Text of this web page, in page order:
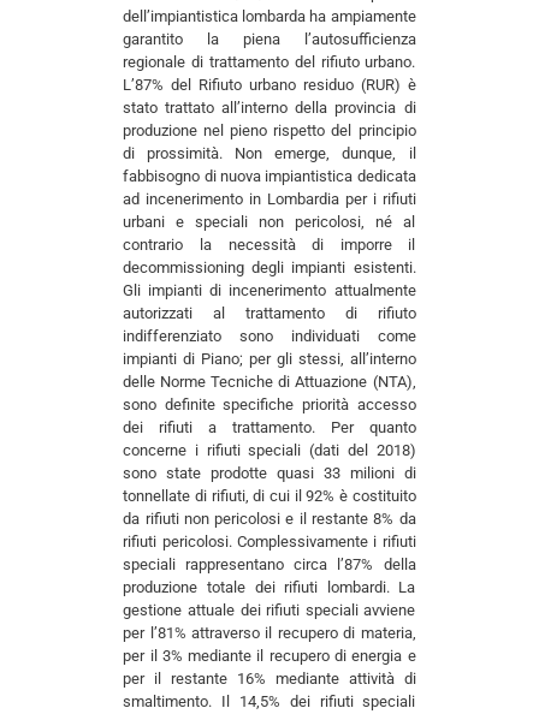
dell’impiantistica lombarda ha ampiamente
garantito la piena l’autosufficienza
regionale di trattamento del rifiuto urbano.
L’87% del Rifiuto urbano residuo (RUR) è
stato trattato all’interno della provincia di
produzione nel pieno rispetto del principio
di prossimità. Non emerge, dunque, il
fabbisogno di nuova impiantistica dedicata
ad incenerimento in Lombardia per i rifiuti
urbani e speciali non pericolosi, né al
contrario la necessità di imporre il
decommissioning degli impianti esistenti.
Gli impianti di incenerimento attualmente
autorizzati al trattamento di rifiuto
indifferenziato sono individuati come
impianti di Piano; per gli stessi, all’interno
delle Norme Tecniche di Attuazione (NTA),
sono definite specifiche priorità accesso
dei rifiuti a trattamento. Per quanto
concerne i rifiuti speciali (dati del 2018)
sono state prodotte quasi 33 milioni di
tonnellate di rifiuti, di cui il 92% è costituito
da rifiuti non pericolosi e il restante 8% da
rifiuti pericolosi. Complessivamente i rifiuti
speciali rappresentano circa l’87% della
produzione totale dei rifiuti lombardi. La
gestione attuale dei rifiuti speciali avviene
per l’81% attraverso il recupero di materia,
per il 3% mediante il recupero di energia e
per il restante 16% mediante attività di
smaltimento. Il 14,5% dei rifiuti speciali